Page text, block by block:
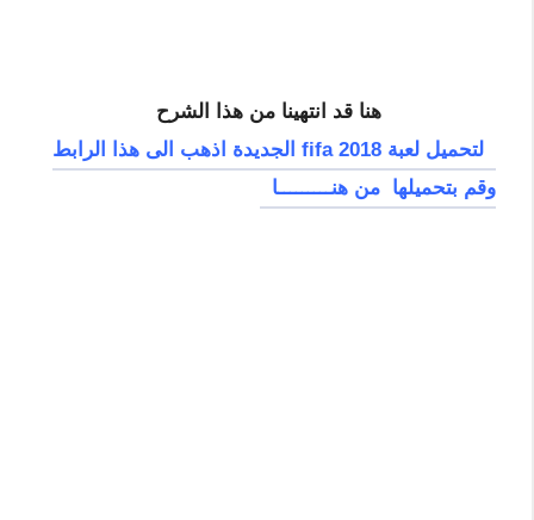
هنا قد انتهينا من هذا الشرح
لتحميل لعبة fifa 2018 الجديدة اذهب الى هذا الرابط
وقم بتحميلها من هنـــــــــا